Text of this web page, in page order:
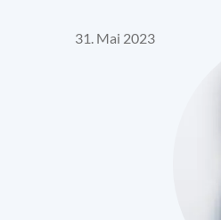
31. Mai 2023